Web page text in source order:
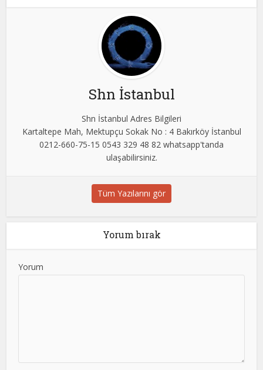
Shn İstanbul
Shn İstanbul Adres Bilgileri
Kartaltepe Mah, Mektupçu Sokak No : 4 Bakırköy İstanbul
0212-660-75-15 0543 329 48 82 whatsapp'tanda
ulaşabilirsiniz.
Tüm Yazılarını gör
Yorum bırak
Yorum